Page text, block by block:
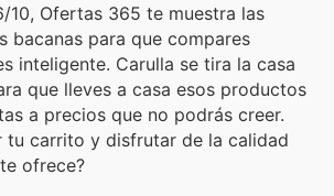
10, Ofertas 365 te muestra las
bacanas para que compares
inteligente. Carulla se tira la casa
que lleves a casa esos productos
a precios que no podrás creer.
tu carrito y disfrutar de la calidad
ofrece?